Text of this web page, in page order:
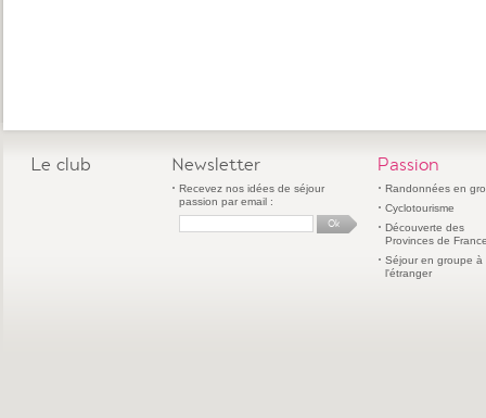
Le club Newsletter
Recevez nos idées de séjour
passion par email :
Passion
Randonnées en
Cyclotourisme
Découverte des
Provinces de
Séjour en groupe à
l'étranger